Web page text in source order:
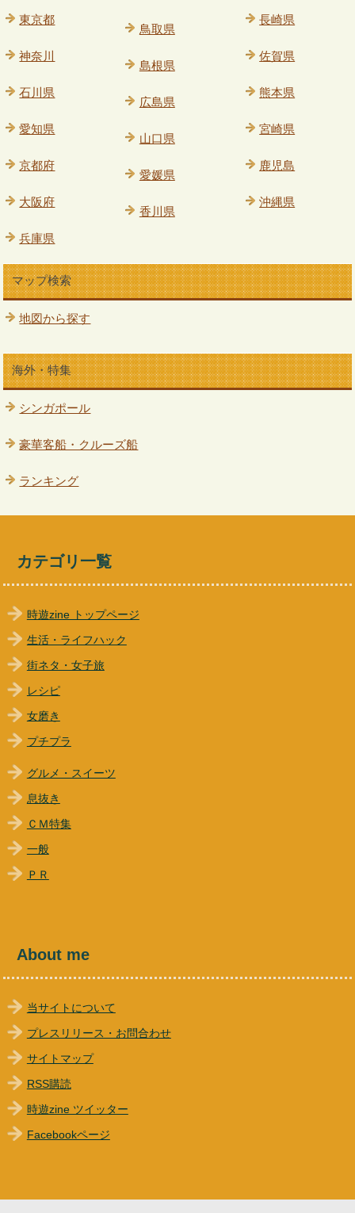
東京都
神奈川
石川県
愛知県
京都府
大阪府
兵庫県
鳥取県
島根県
広島県
山口県
愛媛県
香川県
長崎県
佐賀県
熊本県
宮崎県
鹿児島
沖縄県
マップ検索
地図から探す
海外・特集
シンガポール
豪華客船・クルーズ船
ランキング
カテゴリ一覧
時遊zine トップページ
生活・ライフハック
街ネタ・女子旅
レシピ
女磨き
プチプラ
グルメ・スイーツ
息抜き
ＣＭ特集
一般
ＰＲ
About me
当サイトについて
プレスリリース・お問合わせ
サイトマップ
RSS購読
時遊zine ツイッター
Facebookページ